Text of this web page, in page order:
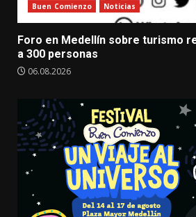
Buen Comienzo Noticias
Foro en Medellín sobre turismo
a 300 personas
06.08.2026